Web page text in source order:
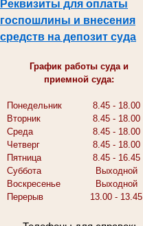
Реквизиты для оплаты
госпошлины и внесения
средств на депозит суда
График работы суда и
приемной суда:
Понедельник
8.45 - 18.00
Вторник
8.45 - 18.00
Среда
8.45 - 18.00
Четверг
8.45 - 18.00
Пятница
8.45 - 16.45
Суббота
Выходной
Воскресенье
Выходной
Перерыв
13.00 - 13.45